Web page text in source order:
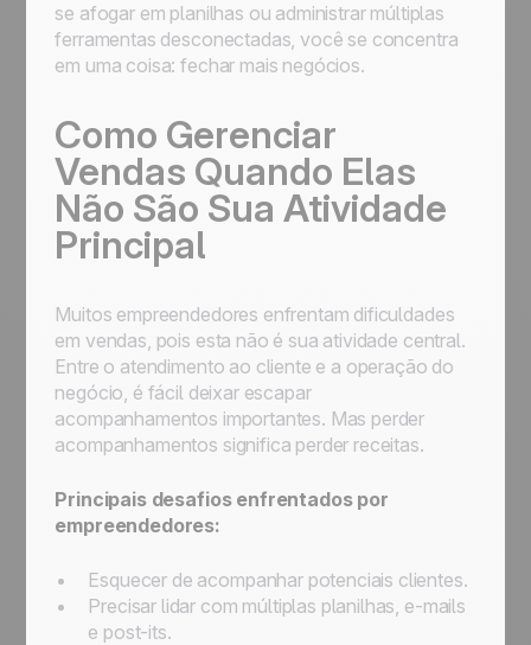
se afogar em planilhas ou administrar múltiplas
ferramentas desconectadas, você se concentra
em uma coisa: fechar mais negócios.
Como Gerenciar
Vendas Quando Elas
Não São Sua Atividade
Principal
Muitos empreendedores enfrentam dificuldades
em vendas, pois esta não é sua atividade central.
Entre o atendimento ao cliente e a operação do
negócio, é fácil deixar escapar
acompanhamentos importantes. Mas perder
acompanhamentos significa perder receitas.
Principais desafios enfrentados por
empreendedores:
Esquecer de acompanhar potenciais clientes.
Precisar lidar com múltiplas planilhas, e-mails
e post-its.